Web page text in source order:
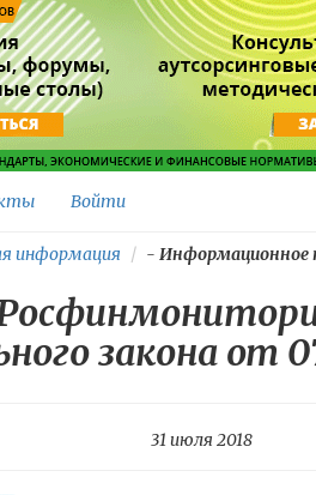
Войти
информация - Информационное
закона от
31 июля 2018